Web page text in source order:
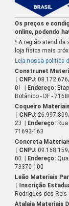
Os preços e
online, podendo
* A região atendida
loja física mais
Leia nossa política
Construnet
| CNPJ:
01
| Endereço:
Botânico - DF -
Coqueiro
| CNPJ:
23
| Endereço:
71693-163
Concreta
| CNPJ:
00
| Endereço:
73370-100
Leão Materiais
| Inscrição
Rodrigues dos Reis
Atalaia Materiais